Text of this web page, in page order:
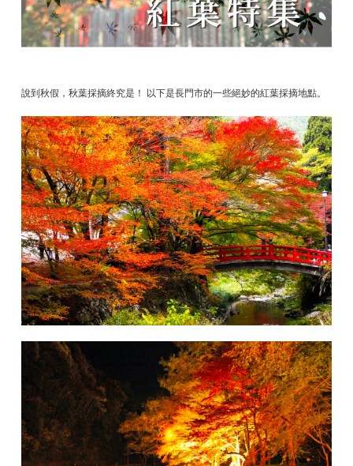
說到秋假，秋葉採摘終究是！ 以下是長門市的一些絕妙的紅葉採摘地點。